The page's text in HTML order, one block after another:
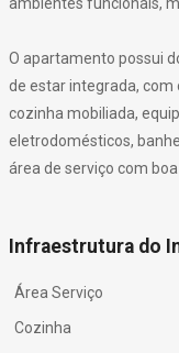
O apartamento possui
de estar integrada,
cozinha mobiliada,
eletrodomésticos,
área de serviço com
Infraestrutura do
Área Serviço
Cozinha